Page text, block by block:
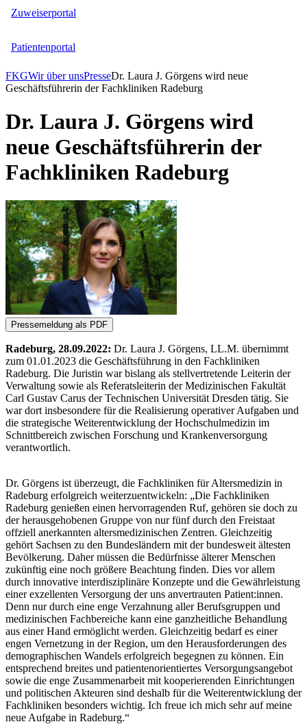
Zuweiserportal
Patientenportal
FKGWir über unsPresseDr. Laura J. Görgens wird neue
Geschäftsführerin der Fachkliniken Radeburg
Dr. Laura J. Görgens wird
neue Geschäftsführerin der
Fachkliniken Radeburg
Radeburg, 28.09.2022: Dr. Laura J. Görgens, LL.M. übernimmt
zum 01.01.2023 die Geschäftsführung in den Fachkliniken
Radeburg. Die Juristin war bislang als stellvertretende Leiterin der
Verwaltung sowie als Referatsleiterin der Medizinischen Fakultät
Carl Gustav Carus der Technischen Universität Dresden tätig. Sie
war dort insbesondere für die Realisierung operativer Aufgaben und
die strategische Weiterentwicklung der Hochschulmedizin im
Schnittbereich zwischen Forschung und Krankenversorgung
verantwortlich.
Dr. Görgens ist überzeugt, die Fachkliniken für Altersmedizin in
Radeburg erfolgreich weiterzuentwickeln: „Die Fachkliniken
Radeburg genießen einen hervorragenden Ruf, gehören sie doch zu
der herausgehobenen Gruppe von nur fünf durch den Freistaat
offziell anerkannten altersmedizinischen Zentren. Gleichzeitig
gehört Sachsen zu den Bundesländern mit der bundesweit ältesten
Bevölkerung. Daher müssen die Bedürfnisse älterer Menschen
zukünftig eine noch größere Beachtung finden. Dies vor allem
durch innovative interdisziplinäre Konzepte und die Gewährleistung
einer exzellenten Versorgung der uns anvertrauten Patient:innen.
Denn nur durch eine enge Verzahnung aller Berufsgruppen und
medizinischen Fachbereiche kann eine ganzheitliche Behandlung
aus einer Hand ermöglicht werden. Gleichzeitig bedarf es einer
engen Vernetzung in der Region, um den Herausforderungen des
demographischen Wandels erfolgreich begegnen zu können. Ein
entsprechend breites und patientenorientiertes Versorgungsangebot
sowie die enge Zusammenarbeit mit kooperierenden Einrichtungen
und politischen Akteuren sind deshalb für die Weiterentwicklung der
Fachkliniken besonders wichtig. Ich freue ich mich sehr auf meine
neue Aufgabe in Radeburg.“